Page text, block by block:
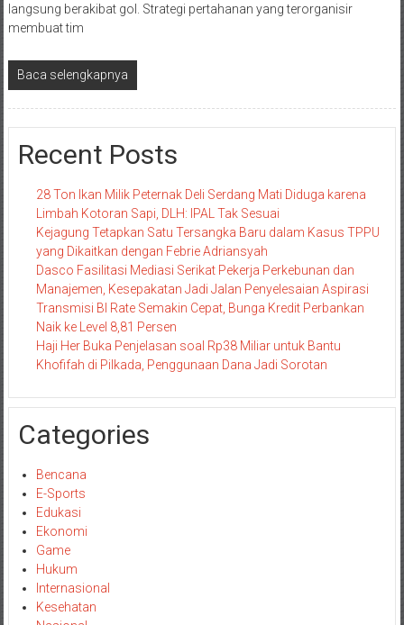
langsung berakibat gol. Strategi pertahanan yang terorganisir
membuat tim
Baca selengkapnya
Recent Posts
28 Ton Ikan Milik Peternak Deli Serdang Mati Diduga karena
Limbah Kotoran Sapi, DLH: IPAL Tak Sesuai
Kejagung Tetapkan Satu Tersangka Baru dalam Kasus TPPU
yang Dikaitkan dengan Febrie Adriansyah
Dasco Fasilitasi Mediasi Serikat Pekerja Perkebunan dan
Manajemen, Kesepakatan Jadi Jalan Penyelesaian Aspirasi
Transmisi BI Rate Semakin Cepat, Bunga Kredit Perbankan
Naik ke Level 8,81 Persen
Haji Her Buka Penjelasan soal Rp38 Miliar untuk Bantu
Khofifah di Pilkada, Penggunaan Dana Jadi Sorotan
Categories
Bencana
E-Sports
Edukasi
Ekonomi
Game
Hukum
Internasional
Kesehatan